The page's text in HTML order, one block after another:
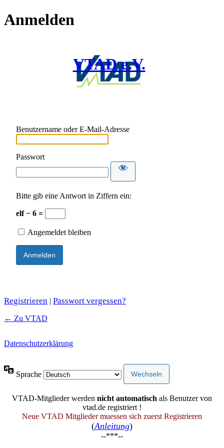
Anmelden
VTAD e.V.
Benutzername oder E-Mail-Adresse
Passwort
Bitte gib eine Antwort in Ziffern ein:
elf − 6 =
Angemeldet bleiben
Registrieren | Passwort vergessen?
← Zu VTAD
Datenschutzerklärung
Sprache
VTAD-Mitglieder werden nicht automatisch als Benutzer von
vtad.de registriert !
Neue VTAD Mitglieder muessen sich zuerst Registrieren
(Anleitung)
--***--